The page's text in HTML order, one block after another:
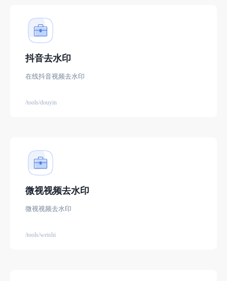
抖音去水印
在线抖音视频去水印
/tools/douyin
微视视频去水印
微视视频去水印
/tools/weishi